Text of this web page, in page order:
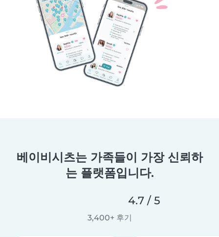
베이비시츠는 가족들이 가장 신뢰하
는 플랫폼입니다.
4.7 / 5
3,400+ 후기